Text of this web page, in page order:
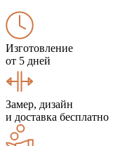
Изготовление
от 5 дней
Замер, дизайн
и доставка бесплатно